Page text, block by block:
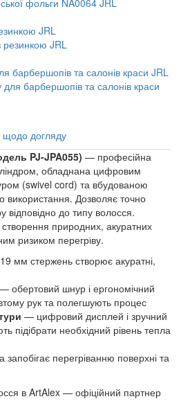
JRL
барбершопів та салонів краси JRL
щодо догляду
PJ-JPA055) — професійна
обладнана цифровим
(swivel cord) та вбудованою
використання. Дозволяє точно
відповідно до типу волосся.
природних, акуратних
ризиком перегріву.
мм стержень створює акуратні,
— обертовий шнур і ергономічний
рук та полегшують процес
— цифровий дисплей і зручний
підібрати необхідний рівень тепла
запобігає перегріванню поверхні та
в ArtAlex — офіційний партнер